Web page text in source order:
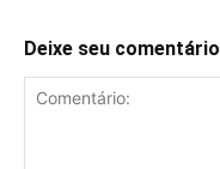
Deixe seu comentário